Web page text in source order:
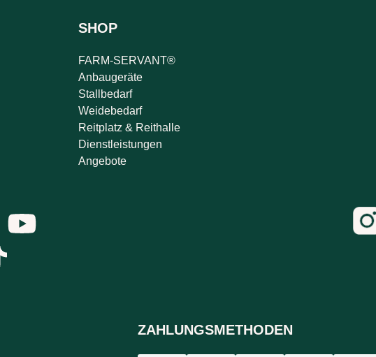
SHOP
FARM-SERVANT®
Anbaugeräte
Stallbedarf
Weidebedarf
Reitplatz & Reithalle
Dienstleistungen
Angebote
ZAHLUNGSMETHODEN